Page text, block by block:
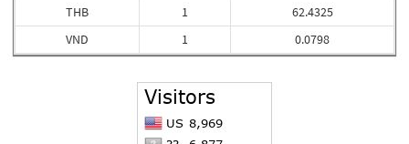
THB
VND
1
1
62.4325
0.0798